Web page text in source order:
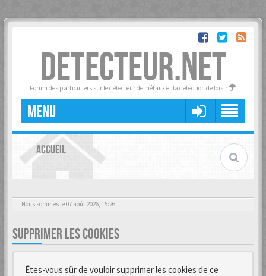
DETECTEUR.NET
Forum des particuliers sur le détecteur de métaux et la détection de loisir
MENU
ACCUEIL
Nous sommes le 07 août 2026, 15:26
SUPPRIMER LES COOKIES
Êtes-vous sûr de vouloir supprimer les cookies de ce